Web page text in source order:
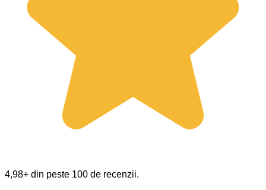
4,98+ din peste 100 de recenzii.